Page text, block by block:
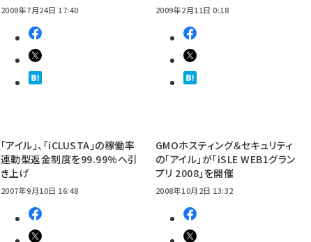
2008年7月24日 17:40 2009年2月11日 0:18
「アイル」、「iCLUSTA」の稼働率
連動型返金制度を99.99%へ引
き上げ
2007年9月10日 16:48
GMOホスティング＆セキュリティ
の「アイル」が「iSLE WEB1グラン
プリ 2008」を開催
2008年10月2日 13:32